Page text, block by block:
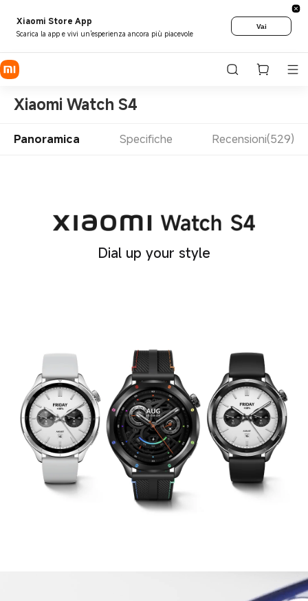
Xiaomi Store App
Scarica la app e vivi un'esperienza ancora più piacevole
Vai
Xiaomi Watch S4
Panoramica Specifiche Recensioni(529)
Dial up your style